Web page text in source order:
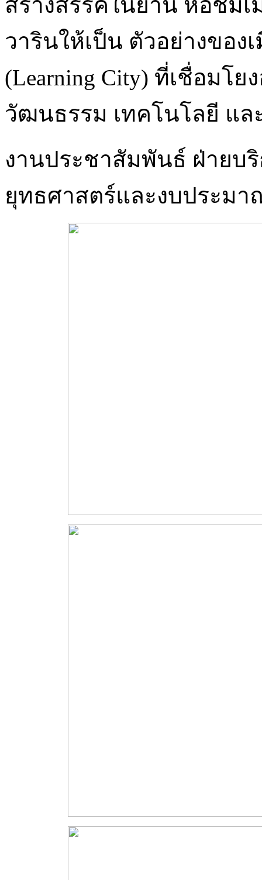
วารินให้เป็น ตัวอย่างของ
(Learning City) ที่เชื่อมโ
วัฒนธรรม เทคโนโลยี แล
งานประชาสัมพันธ์ ฝ่ายบ
ยุทธศาสตร์และงบประมา